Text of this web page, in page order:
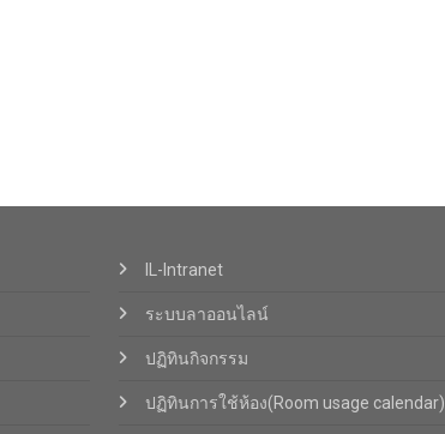
IL-Intranet
ระบบลาออนไลน์
ปฏิทินกิจกรรม
ปฏิทินการใช้ห้อง(Room usage calendar)